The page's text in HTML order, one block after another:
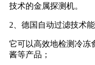
技术的金属探测机。
2、德国自动过滤技术
它可以高效地检测冷冻
酱等产品；